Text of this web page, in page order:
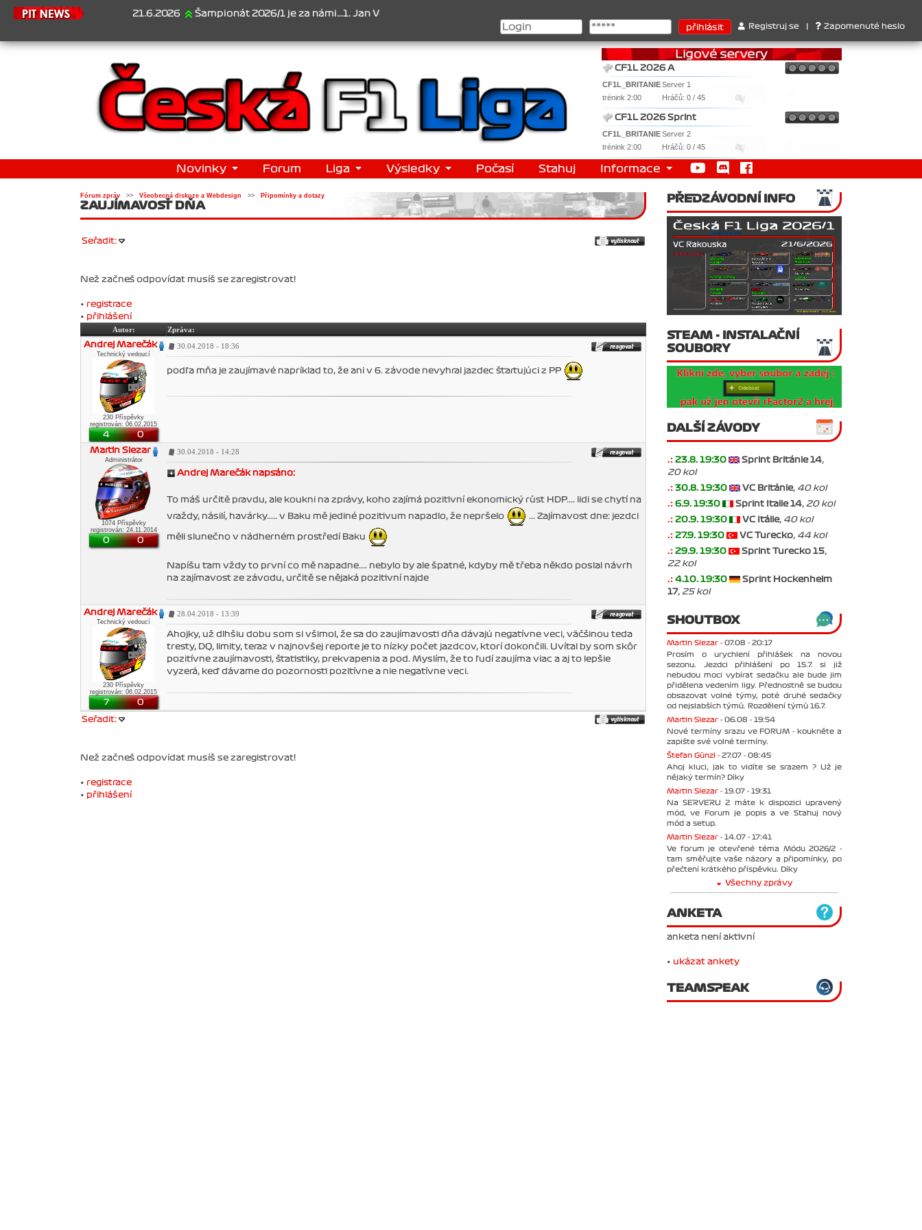
21.6.2026 Šampionát 2026/1 je za námi...1. Jan Veselý , 2. Jan Nováček , 3. Jakub Chmelík , Pohár konstruktérů : 1. Ferrari . 2. Williams , 3. RedBull ..... SprintCup - 1.
Registruj se Zapomenuté heslo
CF1L 2026 A
CF1L_BRITANIEServer 1
trénink 2:00
Hráčů: 0 / 45
CF1L 2026 Sprint
CF1L_BRITANIEServer 2
trénink 2:00
Hráčů: 0 / 45
Novinky Forum Liga Výsledky Počasí Stahuj Informace
Fórum zpráv >> Všeobecná diskuze a Webdesign >> Připomínky a dotazy
ZAUJÍMAVOSŤ DŇA
Seřadit:
Než začneš odpovídat musíš se zaregistrovat!
• registrace
• přihlášení
Autor:
Zpráva:
Andrej Marečák
Technický vedoucí
230 Příspěvky
registrován: 06.02.2015
4 0
30.04.2018 - 18:36
podľa mňa je zaujímavé napríklad to, že ani v 6. závode nevyhral jazdec štartujúci z PP
Martin Slezar
Administrátor
1074 Příspěvky
registrován: 24.11.2014
0 0
30.04.2018 - 14:28
Andrej Marečák napsáno:
To máš určitě pravdu, ale koukni na zprávy, koho zajímá pozitivní ekonomický růst HDP.... lidi se chytí na
vraždy, násilí, havárky..... v Baku mě jediné pozitivum napadlo, že nepršelo
... Zajímavost dne: jezdci
měli slunečno v nádherném prostředí Baku
Napíšu tam vždy to první co mě napadne.... nebylo by ale špatné, kdyby mě třeba někdo poslal návrh
na zajímavost ze závodu, určitě se nějaká pozitivní najde
Andrej Marečák
Technický vedoucí
230 Příspěvky
registrován: 06.02.2015
7 0
28.04.2018 - 13:39
Ahojky, už dlhšiu dobu som si všimol, že sa do zaujímavosti dňa dávajú negatívne veci, väčšinou teda
tresty, DQ, limity, teraz v najnovšej reporte je to nízky počet jazdcov, ktorí dokončili. Uvítal by som skôr
pozitívne zaujímavosti, štatistiky, prekvapenia a pod. Myslím, že to ľudí zaujíma viac a aj to lepšie
vyzerá, keď dávame do pozornosti pozitívne a nie negatívne veci.
Seřadit:
Než začneš odpovídat musíš se zaregistrovat!
• registrace
• přihlášení
PŘEDZÁVODNÍ INFO
STEAM - INSTALAČNÍ
SOUBORY
DALŠÍ ZÁVODY
.: 23.8. 19:30 Sprint Británie 14,
20 kol
.: 30.8. 19:30 VC Británie, 40 kol
.: 6.9. 19:30 Sprint Italie 14, 20 kol
.: 20.9. 19:30 VC Itálie, 40 kol
.: 27.9. 19:30 VC Turecko, 44 kol
.: 29.9. 19:30 Sprint Turecko 15,
22 kol
.: 4.10. 19:30
Sprint Hockenheim
17, 25 kol
SHOUTBOX
Martin Slezar - 07.08 - 20:17
Prosím o urychlení přihlášek na novou
sezonu. Jezdci přihlášení po 15.7. si již
nebudou moci vybírat sedačku ale bude jim
přidělena vedením ligy. Přednostně se budou
obsazovat volné týmy, poté druhé sedačky
od nejslabších týmů. Rozdělení týmů 16.7.
Martin Slezar - 06.08 - 19:54
Nové termíny srazu ve FORUM - koukněte a
zapište své volné termíny.
Štefan Günzl - 27.07 - 08:45
Ahoj kluci, jak to vidíte se srazem ? Už je
nějaký termín? Díky
Martin Slezar - 19.07 - 19:31
Na SERVERU 2 máte k dispozici upravený
mód, ve Forum je popis a ve Stahuj nový
mód a setup.
Martin Slezar - 14.07 - 17:41
Ve forum je otevřené téma Módu 2026/2 -
tam směřujte vaše názory a připomínky, po
přečtení krátkého příspěvku. Díky
Všechny zprávy
ANKETA
anketa není aktivní
• ukázat ankety
TEAMSPEAK